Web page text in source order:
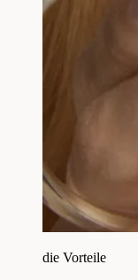
die Vorteile